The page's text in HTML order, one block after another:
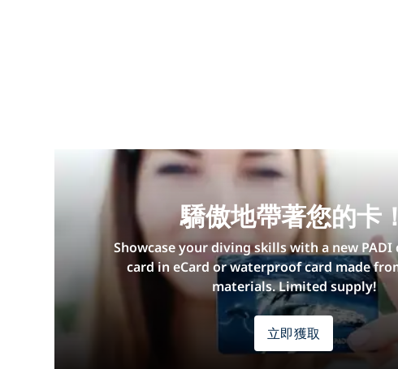
驕傲地帶著您的卡
Showcase your diving skills with a new
card in eCard or waterproof card made
materials. Limited supply!
立即獲取